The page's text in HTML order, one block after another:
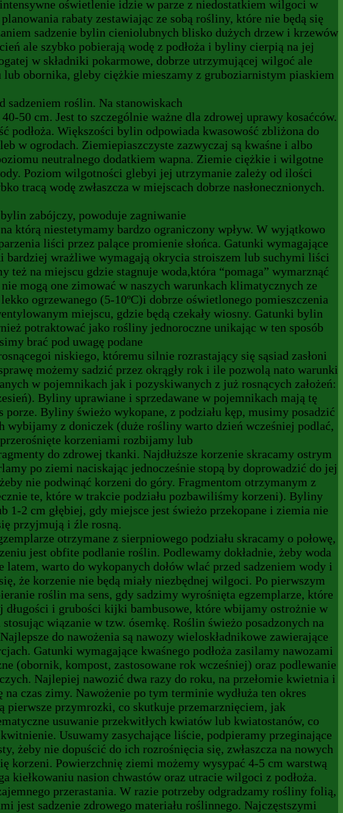
oświetlenie idzie w parze z niedostatkiem wilgoci w
rabaty zestawiając ze sobą rośliny, które nie będą się
sadzenie bylin cieniolubnych blisko dużych drzew i krzewów
ale szybko pobierają wodę z podłoża i byliny cierpią na jej
w składniki pokarmowe, dobrze utrzymującej wilgoć ale
obornika, gleby ciężkie mieszamy z gruboziarnistym piaskiem
roślin. Na stanowiskach
50 cm. Jest to szczególnie ważne dla zdrowej uprawy kosaćców.
Większości bylin odpowiada kwasowość zbliżona do
w ogrodach. Ziemiepiaszczyste zazwyczaj są kwaśne i albo
neutralnego dodatkiem wapna. Ziemie ciężkie i wilgotne
Poziom wilgotności glebyi jej utrzymanie zależy od ilości
tracą wodę zwłaszcza w miejscach dobrze nasłonecznionych.
zabójczy, powoduje zagniwanie
którą niestetymamy bardzo ograniczony wpływ. W wyjątkowo
liści przez palące promienie słońca. Gatunki wymagające
wrażliwe wymagają okrycia stroiszem lub suchymi liści
też na miejscu gdzie stagnuje woda,która “pomaga” wymarznąć
mogą one zimować w naszych warunkach klimatycznych ze
ogrzewanego (5-10ºC)i dobrze oświetlonego pomieszczenia
miejscu, gdzie będą czekały wiosny. Gatunki bylin
potraktować jako rośliny jednoroczne unikając w ten sposób
brać pod uwagę podane
niskiego, któremu silnie rozrastający się sąsiad zasłoni
możemy sadzić przez okrągły rok i ile pozwolą nato warunki
w pojemnikach jak i pozyskiwanych z już rosnących założeń:
Byliny uprawiane i sprzedawane w pojemnikach mają tę
Byliny świeżo wykopane, z podziału kęp, musimy posadzić
wybijamy z doniczek (duże rośliny warto dzień wcześniej podlać,
korzeniami rozbijamy lub
do zdrowej tkanki. Najdłuższe korzenie skracamy ostrym
po ziemi naciskając jednocześnie stopą by doprowadzić do jej
nie podwinąć korzeni do góry. Fragmentom otrzymanym z
te, które w trakcie podziału pozbawiliśmy korzeni). Byliny
1-2 cm głębiej, gdy miejsce jest świeżo przekopane i ziemia nie
przyjmują i źle rosną.
otrzymane z sierpniowego podziału skracamy o połowę,
jest obfite podlanie roślin. Podlewamy dokładnie, żeby woda
latem, warto do wykopanych dołów wlać przed sadzeniem wody i
że korzenie nie będą miały niezbędnej wilgoci. Po pierwszym
roślin ma sens, gdy sadzimy wyrośnięta egzemplarze, które
i grubości kijki bambusowe, które wbijamy ostrożnie w
wiązanie w tzw. ósemkę. Roślin świeżo posadzonych na
do nawożenia są nawozy wieloskładnikowe zawierające
Gatunki wymagające kwaśnego podłoża zasilamy nawozami
(obornik, kompost, zastosowane rok wcześniej) oraz podlewanie
Najlepiej nawozić dwa razy do roku, na przełomie kwietnia i
czas zimy. Nawożenie po tym terminie wydłuża ten okres
pierwsze przymrozki, co skutkuje przemarznięciem, jak
usuwanie przekwitłych kwiatów lub kwiatostanów, co
Usuwamy zasychające liście, podpieramy przeginające
żeby nie dopuścić do ich rozrośnięcia się, zwłaszcza na nowych
korzeni. Powierzchnię ziemi możemy wysypać 4-5 cm warstwą
kiełkowaniu nasion chwastów oraz utracie wilgoci z podłoża.
przerastania. W razie potrzeby odgradzamy rośliny folią,
jest sadzenie zdrowego materiału roślinnego. Najczęstszymi